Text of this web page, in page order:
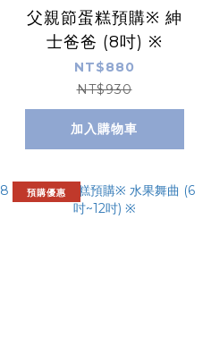
父親節蛋糕預購※ 紳
士爸爸 (8吋) ※
NT$880
NT$930
加入購物車
預購優惠